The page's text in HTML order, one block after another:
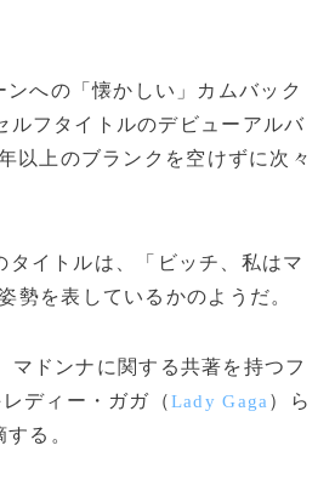
への「懐かしい」カムバック
ルフタイトルのデビューアルバ
以上のブランクを空けずに次々
タイトルは、「ビッチ、私はマ
勢を表しているかのようだ。
マドンナに関する共著を持つフ
ディー・ガガ（Lady Gaga ）ら
る。